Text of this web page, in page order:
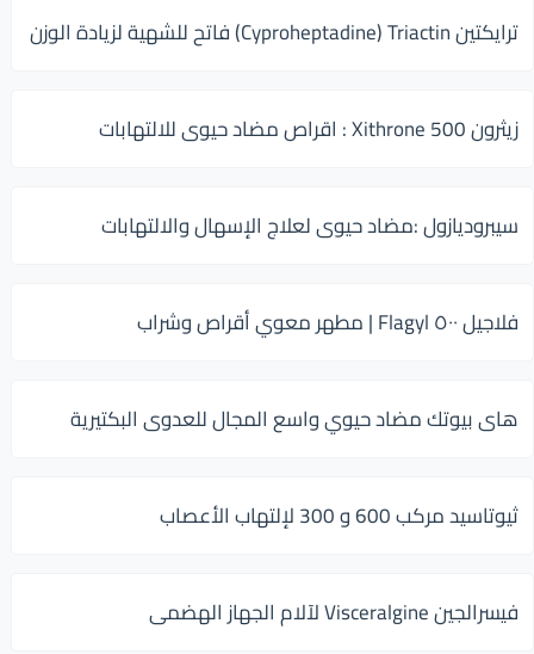
ترايكتين Cyproheptadine) Triactin) فاتح للشهية لزيادة الوزن
زيثرون 500 Xithrone : اقراص مضاد حيوى للالتهابات
سيبروديازول :مضاد حيوى لعلاج الإسهال والالتهابات
فلاجيل ٥٠٠ Flagyl | مطهر معوي أقراص وشراب
هاى بيوتك مضاد حيوي واسع المجال للعدوى البكتيرية
ثيوتاسيد مركب 600 و 300 لإلتهاب الأعصاب
فيسرالجين Visceralgine لآلام الجهاز الهضمى